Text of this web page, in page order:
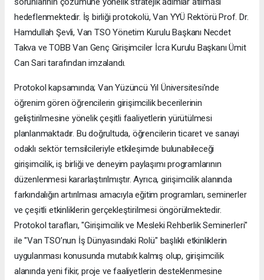
hedeflenmektedir. İş birliği protokolü, Van YYÜ Rektörü Prof. Dr.
Hamdullah Şevli, Van TSO Yönetim Kurulu Başkanı Necdet
Takva ve TOBB Van Genç Girişimciler İcra Kurulu Başkanı Ümit
Can Sari tarafından imzalandı.
Protokol kapsamında; Van Yüzüncü Yıl Üniversitesi’nde
öğrenim gören öğrencilerin girişimcilik becerilerinin
geliştirilmesine yönelik çeşitli faaliyetlerin yürütülmesi
planlanmaktadır. Bu doğrultuda, öğrencilerin ticaret ve sanayi
odaklı sektör temsilcileriyle etkileşimde bulunabileceği
girişimcilik, iş birliği ve deneyim paylaşımı programlarının
düzenlenmesi kararlaştırılmıştır. Ayrıca, girişimcilik alanında
farkındalığın artırılması amacıyla eğitim programları, seminerler
ve çeşitli etkinliklerin gerçekleştirilmesi öngörülmektedir.
Protokol tarafları, "Girişimcilik ve Mesleki Rehberlik Seminerleri"
ile "Van TSO’nun İş Dünyasındaki Rolü" başlıklı etkinliklerin
uygulanması konusunda mutabık kalmış olup, girişimcilik
alanında yeni fikir, proje ve faaliyetlerin desteklenmesine